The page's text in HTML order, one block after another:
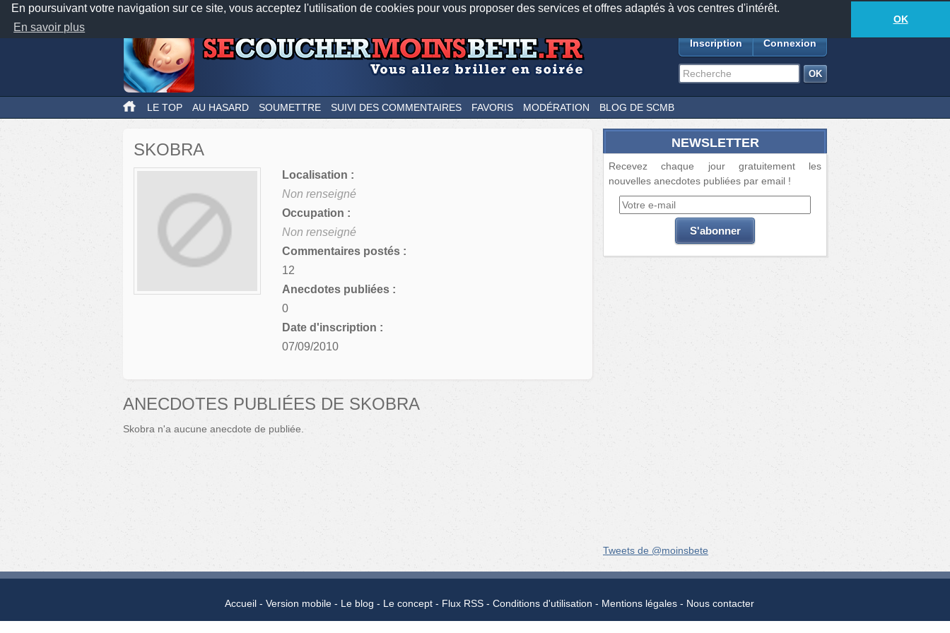
En poursuivant votre navigation sur ce site, vous acceptez l'utilisation de cookies pour vous proposer des services et offres adaptés à vos centres d'intérêt.
En savoir plus
OK
Nos applications mobiles Newsletter Facebook
TwitterFeeds18881anecdotes-369lecteurs connectés
Inscription Connexion
LE TOP AU HASARD SOUMETTRE SUIVI DES COMMENTAIRES FAVORIS MODÉRATION BLOG DE SCMB
SKOBRA
Localisation :
Non renseigné
Occupation :
Non renseigné
Commentaires postés :
12
Anecdotes publiées :
0
Date d'inscription :
07/09/2010
ANECDOTES PUBLIÉES DE SKOBRA
Skobra n'a aucune anecdote de publiée.
NEWSLETTER
Recevez chaque jour gratuitement les
nouvelles anecdotes publiées par email !
Tweets de @moinsbete
Accueil Version mobile Le blog Le concept Flux RSS Conditions d'utilisation Mentions légales Nous contacter